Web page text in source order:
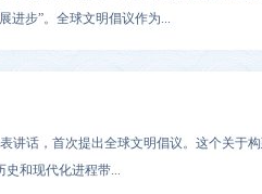
进步”。全球文明倡议作为...
讲话，首次提出全球文明倡议。这个关于
和现代化进程带...